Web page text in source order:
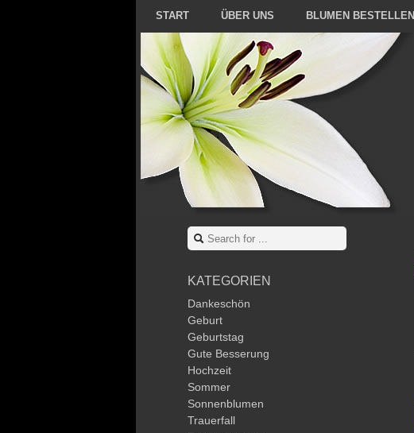
START ÜBER UNS BLUMEN BESTELLEN
KATEGORIEN
Dankeschön
Geburt
Geburtstag
Gute Besserung
Hochzeit
Sommer
Sonnenblumen
Trauerfall